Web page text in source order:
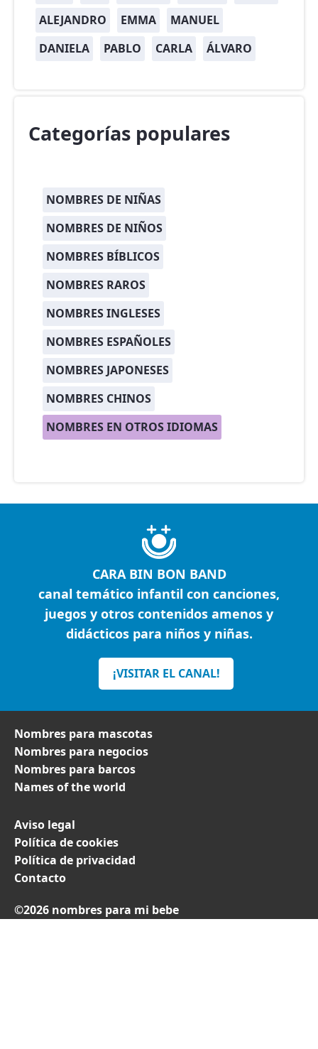
ALEJANDRO EMMA
MANUEL
DANIELA
PABLO CARLA ÁLVARO
Categorías populares
NOMBRES DE NIÑAS
NOMBRES DE NIÑOS
NOMBRES BÍBLICOS
NOMBRES RAROS
NOMBRES INGLESES
NOMBRES ESPAÑOLES
NOMBRES JAPONESES
NOMBRES CHINOS
NOMBRES EN OTROS IDIOMAS
CARA BIN BON BAND
canal temático infantil con canciones,
juegos y otros contenidos amenos y
didácticos para niños y niñas.
¡VISITAR EL CANAL!
Nombres para mascotas
Nombres para negocios
Nombres para barcos
Names of the world
Aviso legal
Política de cookies
Política de privacidad
Contacto
©2026 nombres para mi bebe